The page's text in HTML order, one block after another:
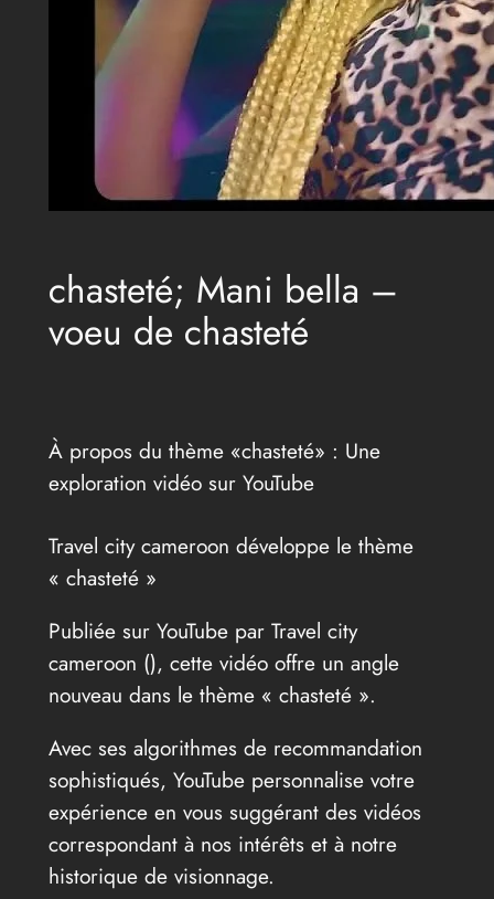
chasteté; Mani bella –
voeu de chasteté
À propos du thème «chasteté» : Une
exploration vidéo sur YouTube
Travel city cameroon développe le thème
« chasteté »
Publiée sur YouTube par Travel city
cameroon (), cette vidéo offre un angle
nouveau dans le thème « chasteté ».
Avec ses algorithmes de recommandation
sophistiqués, YouTube personnalise votre
expérience en vous suggérant des vidéos
correspondant à nos intérêts et à notre
historique de visionnage.